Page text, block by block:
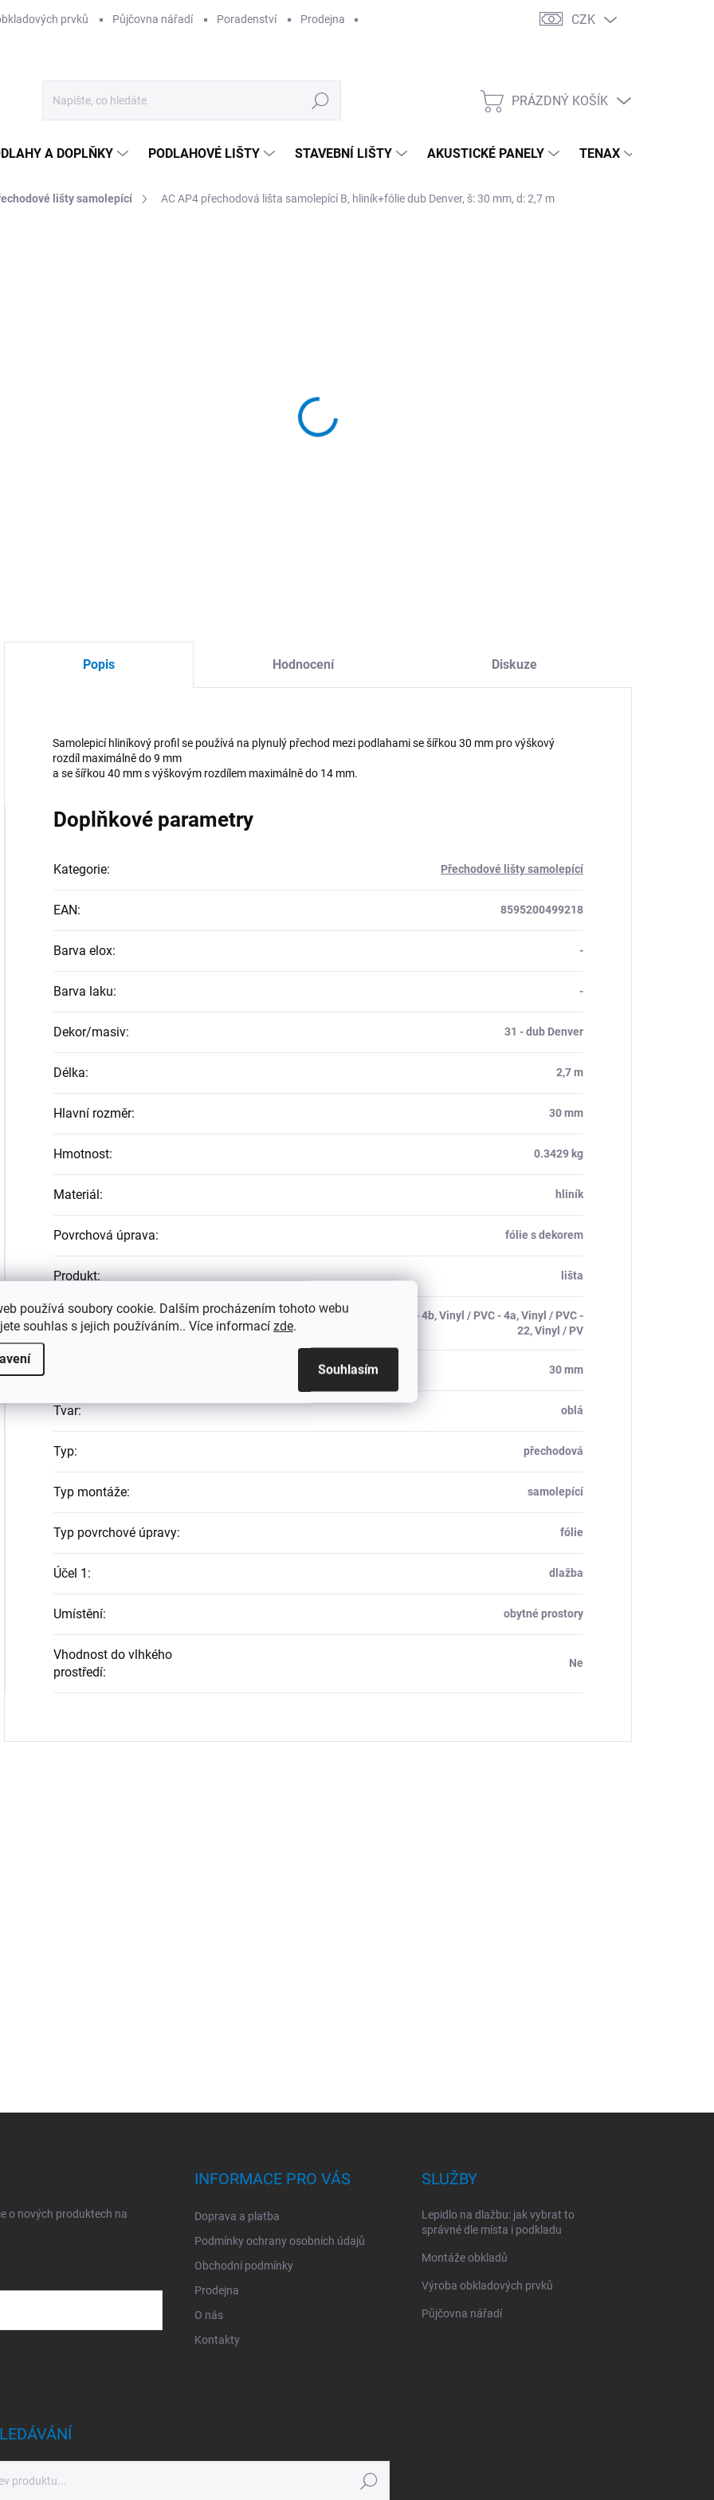
používá soubory cookie. Dalším procházením tohoto webu
souhlas s jejich používáním.. Více informací zde.
Souhlasím
prvků Půjčovna nářadí Poradenství Prodejna CZK
Hledat
NÁKUPNÍ
PRÁZDNÝ KOŠÍK
A DOPLŇKY PODLAHOVÉ LIŠTY STAVEBNÍ LIŠTY AKUSTICKÉ PANELY TENAX
lišty samolepící AC AP4 přechodová lišta samolepící B, hliník+fólie dub Denver, š: 30 mm, d: 2,7 m
Popis Hodnocení Diskuze
Samolepicí hliníkový profil se používá na plynulý přechod mezi podlahami se šířkou 30 mm pro výškový
rozdíl maximálně do 9 mm
a se šířkou 40 mm s výškovým rozdílem maximálně do 14 mm.
Doplňkové parametry
Kategorie: Přechodové lišty samolepící
EAN: 8595200499218
Barva elox: -
Barva laku: -
Dekor/masiv: 31 - dub Denver
Délka: 2,7 m
Hlavní rozměr: 30 mm
Hmotnost: 0.3429 kg
Materiál: hliník
Povrchová úprava: fólie s dekorem
Produkt: lišta
Systémy:
Vinyl / PVC - 5b, Vinyl / PVC - 5a, Vinyl / PVC - 4b, Vinyl / PVC - 4a, Vinyl / PVC -
22, Vinyl / PV
30 mm
Tvar: oblá
Typ: přechodová
Typ montáže: samolepící
Typ povrchové úpravy: fólie
Účel 1 : dlažba
Umístění: obytné prostory
Vhodnost do vlhkého
prostředí:
Ne
o nových produktech na
INFORMACE PRO VÁS
Doprava a platba
Podmínky ochrany osobních údajů
Obchodní podmínky
Prodejna
O nás
Kontakty
SLUŽBY
Lepidlo na dlažbu: jak vybrat to
správné dle místa i podkladu
Montáže obkladů
Výroba obkladových prvků
Půjčovna nářadí
Hledat